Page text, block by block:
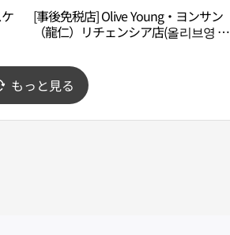
[事後免税店] Olive Young・ヨンサン
（龍仁）リチェンシア店(올리브영 용
もっと見る